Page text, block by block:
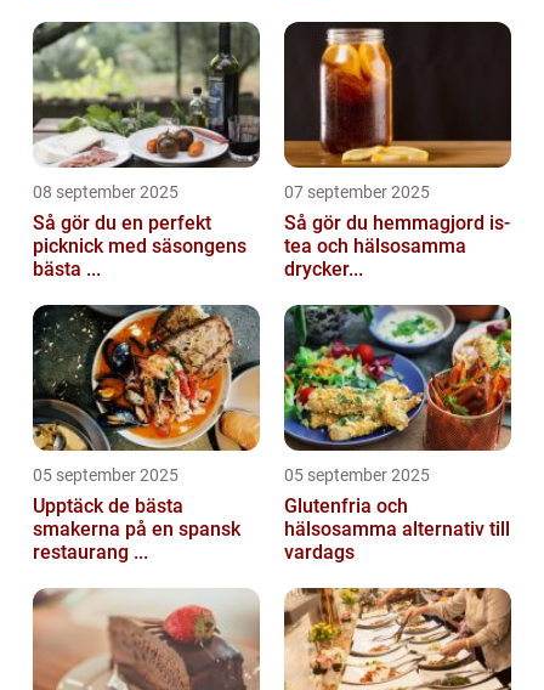
08 september 2025
Så gör du en perfekt
picknick med säsongens
bästa ...
07 september 2025
Så gör du hemmagjord is-
tea och hälsosamma
drycker...
05 september 2025
Upptäck de bästa
smakerna på en spansk
restaurang ...
05 september 2025
Glutenfria och
hälsosamma alternativ till
vardags